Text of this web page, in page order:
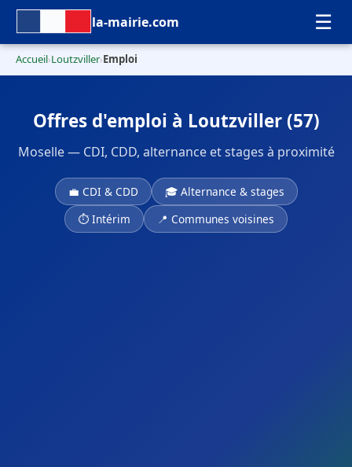
la-mairie.com ☰
Accueil›Loutzviller›Emploi
Offres d'emploi à Loutzviller (57)
Moselle — CDI, CDD, alternance et stages à proximité
💼 CDI & CDD
🎓 Alternance & stages
⏱ Intérim
📍 Communes voisines